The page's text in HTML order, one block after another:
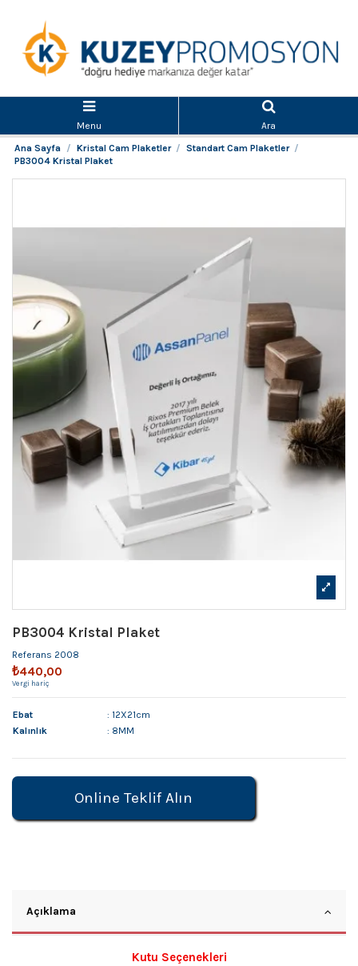
Menu
Ara
Ana Sayfa
Kristal Cam Plaketler
Standart Cam Plaketler
PB3004 Kristal Plaket
PB3004 Kristal Plaket
Referans 2008
₺440,00
Vergi hariç
Ebat
: 12X21cm
Kalınlık
: 8MM
Online Teklif Alın
Açıklama
Kutu Seçenekleri